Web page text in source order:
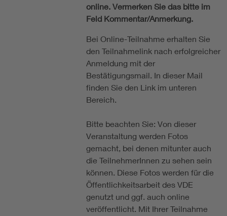
online. Vermerken Sie das bitte im
Feld Kommentar/Anmerkung.
Bei Online-Teilnahme erhalten Sie
den Teilnahmelink nach erfolgreicher
Anmeldung mit der
Bestätigungsmail. In dieser Mail
finden Sie den Link im unteren
Bereich.
Bitte beachten Sie: Von dieser
Veranstaltung werden Fotos
gemacht, bei denen mitunter auch
die TeilnehmerInnen zu sehen sein
können. Diese Fotos werden für die
Öffentlichkeitsarbeit des VDE
genutzt und ggf. auch online
veröffentlicht. Mit Ihrer Teilnahme